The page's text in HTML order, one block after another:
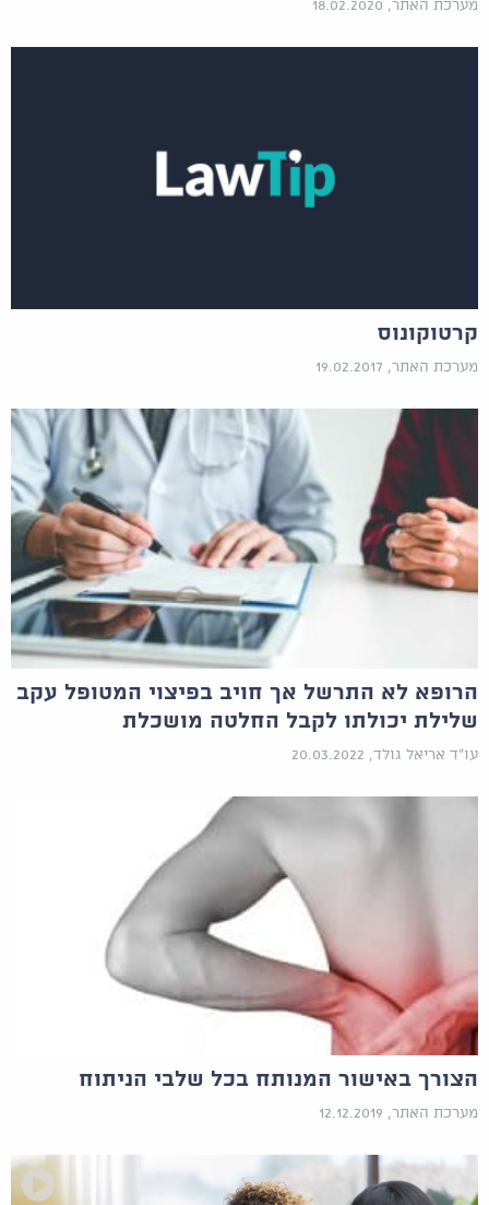
מערכת האתר, 18.02.2020
קרטוקונוס
מערכת האתר, 19.02.2017
הרופא לא התרשל אך חויב בפיצוי המטופל עקב
שלילת יכולתו לקבל החלטה מושכלת
עו"ד אריאל גולד, 20.03.2022
הצורך באישור המנותח בכל שלבי הניתוח
מערכת האתר, 12.12.2019